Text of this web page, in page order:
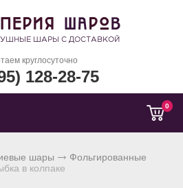
круглосуточно
128-28-75
0
шары
Фольгированные
в колпаке